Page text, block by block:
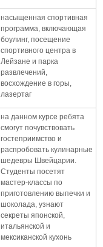
насыщенная спортивная
программа, включающая
боулинг, посещение
спортивного центра в
Лейзане и парка
развлечений,
восхождение в горы,
лазертаг
на данном курсе ребята
смогут почувствовать
гостеприимство и
распробовать кулинарные
шедевры Швейцарии.
Студенты посетят
мастер-классы по
приготовлению выпечки и
шоколада, узнают
секреты японской,
итальянской и
мексиканской кухонь